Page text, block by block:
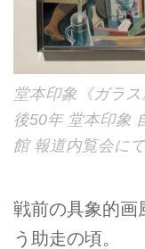
堂本印象《ガラ
後50年 堂本印象
館 報道内覧会に
戦前の具象的画
う助走の頃。